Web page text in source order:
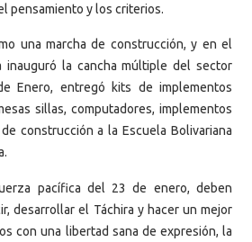
pensamiento y los criterios.
una marcha de construcción, y en el
inauguró la cancha múltiple del sector
Enero, entregó kits de implementos
sillas, computadores, implementos
construcción a la Escuela Bolivariana
pacífica del 23 de enero, deben
desarrollar el Táchira y hacer un mejor
con una libertad sana de expresión, la